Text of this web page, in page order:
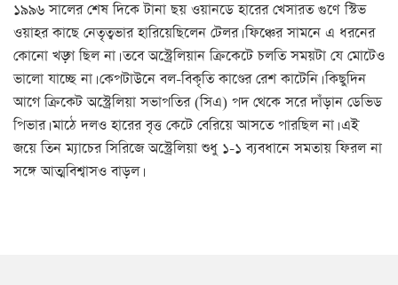
১৯৯৬ সালের শেষ দিকে টানা ছয় ওয়ানডে হারের খেসারত গুণে স্টিভ
ওয়াহর কাছে নেতৃত্বভার হারিয়েছিলেন টেলর। ফিঞ্চের সামনে এ ধরনের
কোনো খড়্গ ছিল না। তবে অস্ট্রেলিয়ান ক্রিকেটে চলতি সময়টা যে মোটেও
ভালো যাচ্ছে না। কেপটাউনে বল-বিকৃতি কাণ্ডের রেশ কাটেনি। কিছুদিন
আগে ক্রিকেট অস্ট্রেলিয়া সভাপতির (সিএ) পদ থেকে সরে দাঁড়ান ডেভিড
পিভার। মাঠে দলও হারের বৃত্ত কেটে বেরিয়ে আসতে পারছিল না। এই
জয়ে তিন ম্যাচের সিরিজে অস্ট্রেলিয়া শুধু ১-১ ব্যবধানে সমতায় ফিরল না
সঙ্গে আত্মবিশ্বাসও বাড়ল।